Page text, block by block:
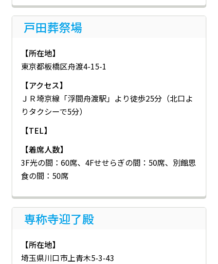
戸田葬祭場
【所在地】
東京都板橋区舟渡4-15-1
【アクセス】
ＪＲ埼京線「浮間舟渡駅」より徒歩25分（北口よ
りタクシーで5分）
【TEL】
【着席人数】
3F光の間：60席、4Fせせらぎの間：50席、別館思
食の間：50席
専称寺迎了殿
【所在地】
埼玉県川口市上青木5-3-43